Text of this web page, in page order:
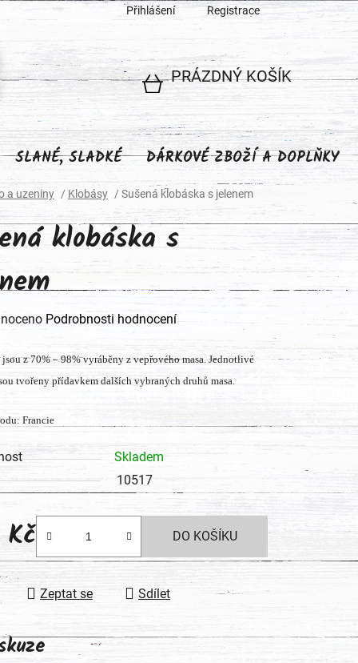
Přihlášení Registrace
NÁKUPNÍ
KOŠÍK
PRÁZDNÝ KOŠÍK
SLANÉ, SLADKÉ DÁRKOVÉ ZBOŽÍ A DOPLŇKY
a uzeniny / Klobásy /Sušená klobáska s jelenem
klobáska s
Podrobnosti hodnocení
jsou z 70% – 98% vyráběny z vepřového masa. Jednotlivé
tvořeny přídavkem dalších vybraných druhů masa.
Francie
Skladem
10517
Kč DO KOŠÍKU
Zeptat se Sdílet